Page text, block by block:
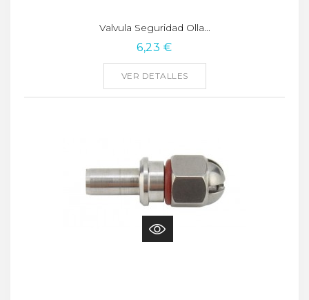
Valvula Seguridad Olla...
6,23 €
VER DETALLES